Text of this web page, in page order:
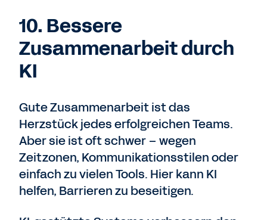
10. Bessere
Zusammenarbeit durch
KI
Gute Zusammenarbeit ist das
Herzstück jedes erfolgreichen Teams.
Aber sie ist oft schwer – wegen
Zeitzonen, Kommunikationsstilen oder
einfach zu vielen Tools. Hier kann KI
helfen, Barrieren zu beseitigen.